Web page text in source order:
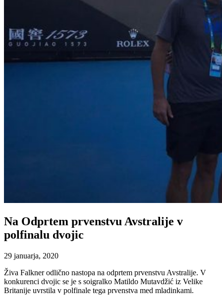
Na Odprtem prvenstvu Avstralije v
polfinalu dvojic
29 januarja, 2020
Živa Falkner odlično nastopa na odprtem prvenstvu Avstralije. V
konkurenci dvojic se je s soigralko Matildo Mutavdžić iz Velike
Britanije uvrstila v polfinale tega prvenstva med mladinkami.